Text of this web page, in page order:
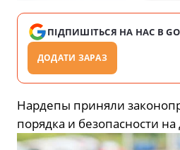
ПІДПИШІТЬСЯ НА НАС В
ДОДАТИ ЗАРАЗ
Нардепы приняли
порядка и безопасности на